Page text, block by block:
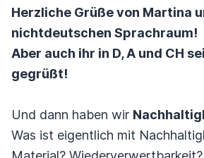
Herzliche Grüße von Martina
nichtdeutschen Sprachraum!
Aber auch ihr in D, A und CH
gegrüßt!
Und dann haben wir
Was ist eigentlich mit